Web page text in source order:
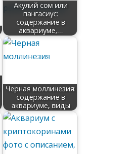
Акулий сом или
пангасиус:
содержание в
аквариуме,…
Черная моллинезия:
содержание в
аквариуме, виды